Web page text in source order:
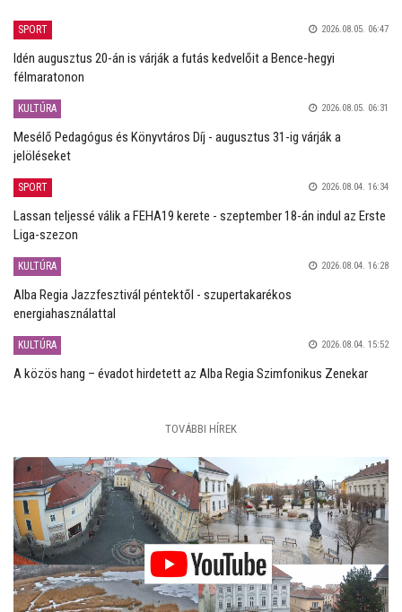
SPORT 2026.08.05. 06:47
Idén augusztus 20-án is várják a futás kedvelőit a Bence-hegyi
félmaratonon
KULTÚRA 2026.08.05. 06:31
Mesélő Pedagógus és Könyvtáros Díj - augusztus 31-ig várják a
jelöléseket
SPORT 2026.08.04. 16:34
Lassan teljessé válik a FEHA19 kerete - szeptember 18-án indul az Erste
Liga-szezon
KULTÚRA 2026.08.04. 16:28
Alba Regia Jazzfesztivál péntektől - szupertakarékos
energiahasználattal
KULTÚRA 2026.08.04. 15:52
A közös hang – évadot hirdetett az Alba Regia Szimfonikus Zenekar
TOVÁBBI HÍREK